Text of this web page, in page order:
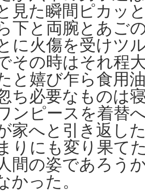
見た瞬間ピカッ
下と両腕とあご
に火傷を受けツ
その時はそれ程
と嬉び乍ら食用
ち必要なものは
ンピースを着替
家へと引き返し
りにも変り果て
間の姿であろう
かった。